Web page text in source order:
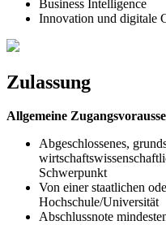
Business Intelligence
Innovation und digitale
Zulassung
Allgemeine
Abgeschlossenes,
Schwerpunkt
Von einer staatlichen
Hochschule/Universität
Abschlussnote